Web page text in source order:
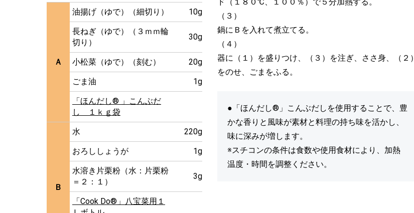
Ａ
油揚げ（ゆで）（細切り） 10g
長ねぎ（ゆで）（３ｍｍ輪
切り）
30g
小松菜（ゆで）（刻む） 20g
ごま油 1g
「ほんだし® 」こんぶだ
し １ｋｇ袋
Ｂ
水 220g
おろししょうが 1g
水溶き片栗粉（水：片栗粉
＝２：１）
3g
「Cook Do®」八宝菜用１
（３）
鍋にＢを入れて煮立てる。
（４）
器に（１）を盛りつけ、（３）を注ぎ、ささ身、（２）
をのせ、ごまをふる。
●「ほんだし®」こんぶだしを使用することで、豊
かな香りと風味が素材と料理の持ち味を活かし、
味に深みが増します。
※スチコンの条件は食数や使用食材により、加熱
温度・時間を調整ください。